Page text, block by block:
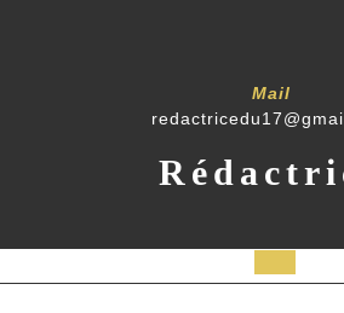
Mail